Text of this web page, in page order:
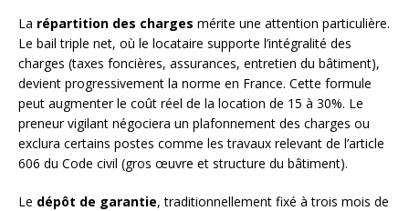
La répartition des charges mérite une attention particulière.
Le bail triple net, où le locataire supporte l’intégralité des
charges (taxes foncières, assurances, entretien du bâtiment),
devient progressivement la norme en France. Cette formule
peut augmenter le coût réel de la location de 15 à 30%. Le
preneur vigilant négociera un plafonnement des charges ou
exclura certains postes comme les travaux relevant de l’article
606 du Code civil (gros œuvre et structure du bâtiment).
Le dépôt de garantie, traditionnellement fixé à trois mois de